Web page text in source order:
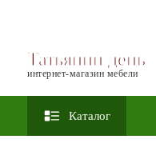
Татьянин день
интернет-магазин мебели
Каталог